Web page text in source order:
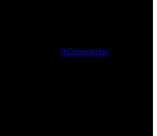
0 Comentarios